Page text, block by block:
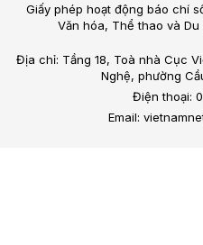
Giấy phép hoạt động báo chí
Văn hóa, Thể thao và
Địa chỉ: Tầng 18, Toà nhà Cục
Nghệ, phường
Điện thoại:
Email: